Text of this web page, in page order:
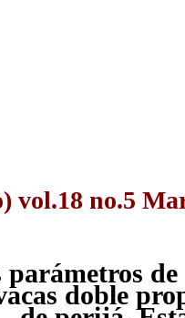
vol.18 no.5
doble